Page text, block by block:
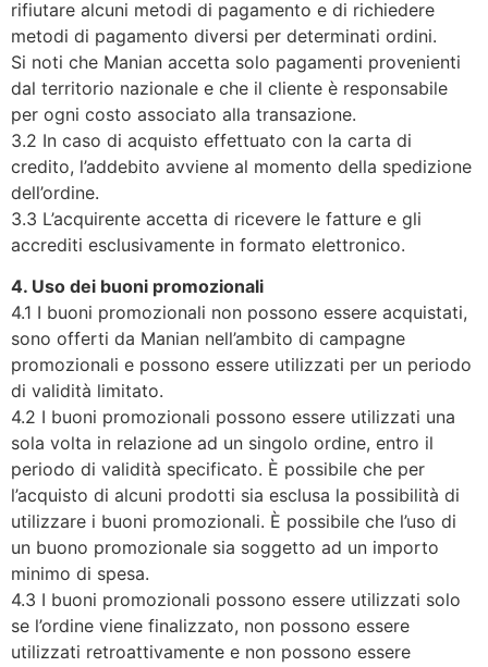
rifiutare alcuni metodi di pagamento e di richiedere
metodi di pagamento diversi per determinati ordini.
Si noti che Manian accetta solo pagamenti provenienti
dal territorio nazionale e che il cliente è responsabile
per ogni costo associato alla transazione.
3.2 In caso di acquisto effettuato con la carta di
credito, l’addebito avviene al momento della spedizione
dell’ordine.
3.3 L’acquirente accetta di ricevere le fatture e gli
accrediti esclusivamente in formato elettronico.
4. Uso dei buoni promozionali
4.1 I buoni promozionali non possono essere acquistati,
sono offerti da Manian nell’ambito di campagne
promozionali e possono essere utilizzati per un periodo
di validità limitato.
4.2 I buoni promozionali possono essere utilizzati una
sola volta in relazione ad un singolo ordine, entro il
periodo di validità specificato. È possibile che per
l’acquisto di alcuni prodotti sia esclusa la possibilità di
utilizzare i buoni promozionali. È possibile che l’uso di
un buono promozionale sia soggetto ad un importo
minimo di spesa.
4.3 I buoni promozionali possono essere utilizzati solo
se l’ordine viene finalizzato, non possono essere
utilizzati retroattivamente e non possono essere